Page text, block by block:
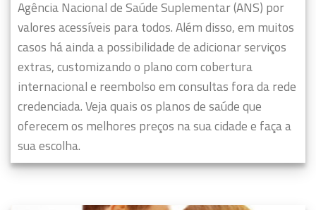
Agência Nacional de Saúde Suplementar (ANS) por
valores acessíveis para todos.Além disso, em muitos
casos há ainda a possibilidade de adicionar serviços
extras, customizando o plano com cobertura
internacional e reembolso em consultas fora da rede
credenciada. Veja quais os planos de saúde que
oferecem os melhores preços na sua cidade e faça a
sua escolha.